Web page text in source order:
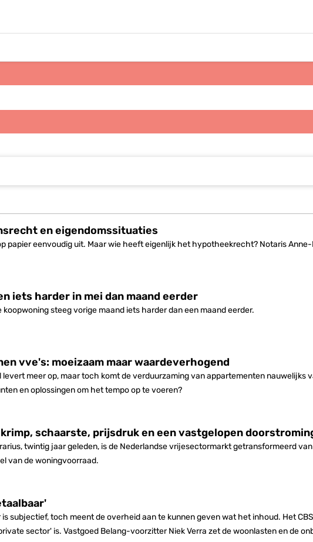
wat je wilt vinden
en eigendomssituaties
papier eenvoudig uit. Maar wie heeft eigenlijk het hypotheekrecht? Notaris
iets harder in mei dan maand eerder
koopwoning steeg vorige maand iets harder dan een maand eerder.
vve's: moeizaam maar waardeverhogend
levert meer op, maar toch komt de verduurzaming van appartementen nauwelijks
en oplossingen om het tempo op te voeren?
schaarste, prijsdruk en een vastgelopen
twintig jaar geleden, is de Nederlandse vrijesectormarkt getransformeerd
van de woningvoorraad.
subjectief, toch meent de overheid aan te kunnen geven wat het inhoud. Het
sector' is. Vastgoed Belang-voorzitter Niek Verra zet de woonlasten en de